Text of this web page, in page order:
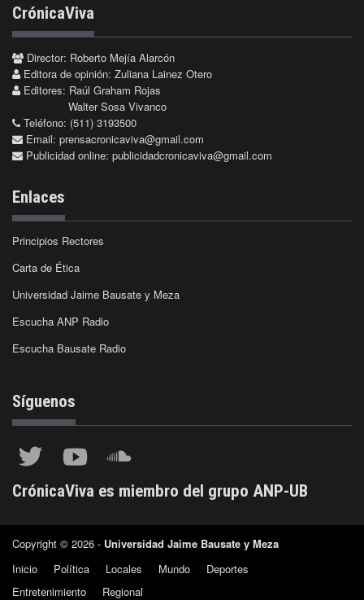
CrónicaViva
Director: Roberto Mejía Alarcón
Editora de opinión: Zuliana Lainez Otero
Editores: Raúl Graham Rojas
Walter Sosa Vivanco
Teléfono: (511) 3193500
Email: prensacronicaviva@gmail.com
Publicidad online: publicidadcronicaviva@gmail.com
Enlaces
Principios Rectores
Carta de Ética
Universidad Jaime Bausate y Meza
Escucha ANP Radio
Escucha Bausate Radio
Síguenos
CrónicaViva es miembro del grupo ANP-UB
Copyright © 2026 - Universidad Jaime Bausate y Meza
Inicio
Política Locales Mundo
Deportes
Entretenimiento
Regional